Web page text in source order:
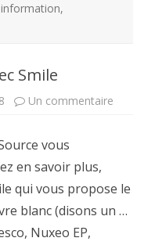
information,
Smile
Un commentaire
vous
en savoir plus,
qui vous propose le
blanc (disons un …
Nuxeo EP,